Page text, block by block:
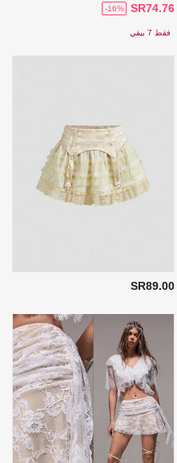
SR74.76
-16%
فقط 7 بيقي
SR89.00